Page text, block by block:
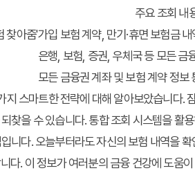
주요 조회 내
찾아줌'가입 보험 계약, 만기·휴면 보험금 내
은행, 보험, 증권, 우체국 등 모든 금
모든 금융권 계좌 및 보험 계약 정보
지 스마트한 전략에 대해 알아보았습니다.
찾을 수 있습니다. 통합 조회 시스템을 활
니다. 오늘부터라도 자신의 보험 내역을
다. 이 정보가 여러분의 금융 건강에 도움